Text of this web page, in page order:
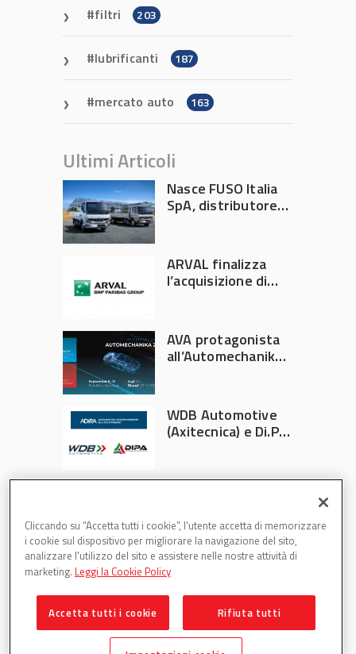
filtri 203
lubrificanti 187
mercato auto 163
Ultimi Articoli
Nasce FUSO Italia
SpA, distributore
ARVAL finalizza
l’acquisizione di
AVA protagonista
all’Automechanika
WDB Automotive
(Axitecnica) e Di.Pa.
Partsweb è una testata di DBInformation Spa P.IVA
Cliccando su “Accetta tutti i cookie”, l'utente accetta di memorizzare
i cookie sul dispositivo per migliorare la navigazione del sito,
analizzare l'utilizzo del sito e assistere nelle nostre attività di
marketing. Leggi la Cookie Policy
Accetta tutti i cookie Rifiuta tutti